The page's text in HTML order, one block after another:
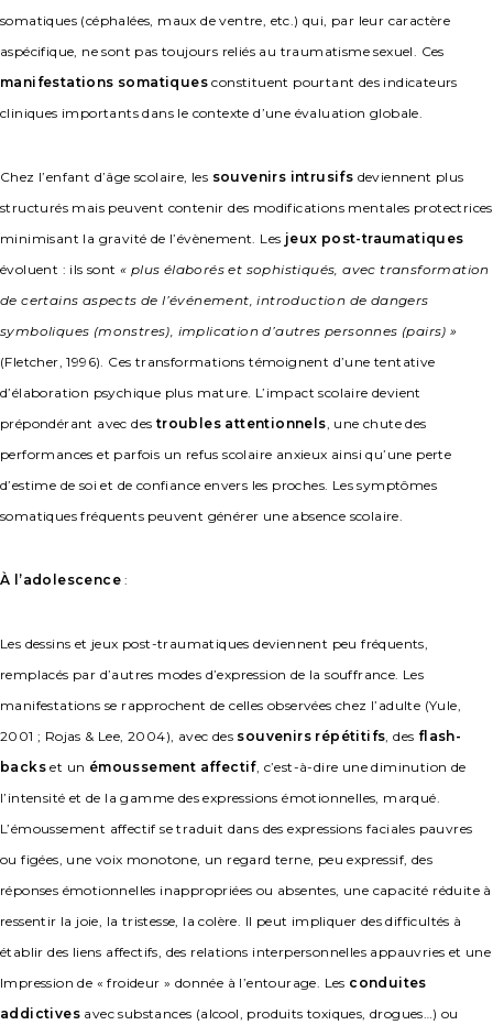
somatiques (céphalées, maux de ventre, etc.) qui, par leur caractère
aspécifique, ne sont pas toujours reliés au traumatisme sexuel. Ces
manifestations somatiques constituent pourtant des indicateurs
cliniques importants dans le contexte d’une évaluation globale.
Chez l’enfant d’âge scolaire, les souvenirs intrusifs deviennent plus
structurés mais peuvent contenir des modifications mentales protectrices
minimisant la gravité de l’évènement. Les jeux post-traumatiques
évoluent : ils sont« plus élaborés et sophistiqués, avec transformation
de certains aspects de l’événement, introduction de dangers
symboliques (monstres), implication d’autres personnes (pairs) »
(Fletcher, 1996). Ces transformations témoignent d’une tentative
d’élaboration psychique plus mature. L’impact scolaire devient
prépondérant avec des troubles attentionnels, une chute des
performances et parfois un refus scolaire anxieux ainsi qu’une perte
d’estime de soi et de confiance envers les proches. Les symptômes
somatiques fréquents peuvent générer une absence scolaire.
À l’adolescence :
Les dessins et jeux post-traumatiques deviennent peu fréquents,
remplacés par d’autres modes d’expression de la souffrance. Les
manifestations se rapprochent de celles observées chez l’adulte (Yule,
2001 ; Rojas & Lee, 2004), avec des souvenirs répétitifs, des flash-
backs et un émoussement affectif, c’est-à-dire une diminution de
l’intensité et de la gamme des expressions émotionnelles, marqué.
L’émoussement affectif se traduit dans des expressions faciales pauvres
ou figées, une voix monotone, un regard terne, peu expressif, des
réponses émotionnelles inappropriées ou absentes, une capacité réduite à
ressentir la joie, la tristesse, la colère. Il peut impliquer des difficultés à
établir des liens affectifs, des relations interpersonnelles appauvries et une
Impression de « froideur » donnée à l’entourage. Les conduites
addictives avec substances (alcool, produits toxiques, drogues…) ou